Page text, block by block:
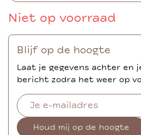
Niet op voorraad
Blijf op de hoogte
Laat je gegevens achter en
bericht zodra het weer op
Houd mij op de hoogte